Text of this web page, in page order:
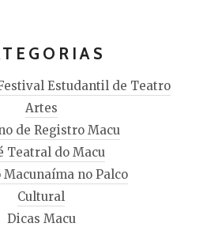
Estudantil de Teatro
Artes
de Registro Macu
Teatral do Macu
Macunaíma no Palco
Cultural
Dicas Macu